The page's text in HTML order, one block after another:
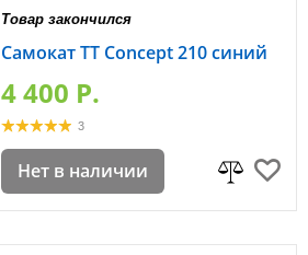
Товар закончился
Самокат TT Concept 210 синий
4 400 P.
3
Нет в наличии